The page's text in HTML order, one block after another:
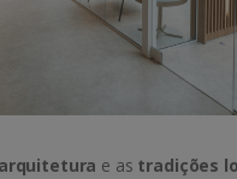
arquitetura e as tradições